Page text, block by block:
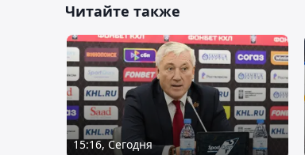
Читайте также
15:16, Сегодня